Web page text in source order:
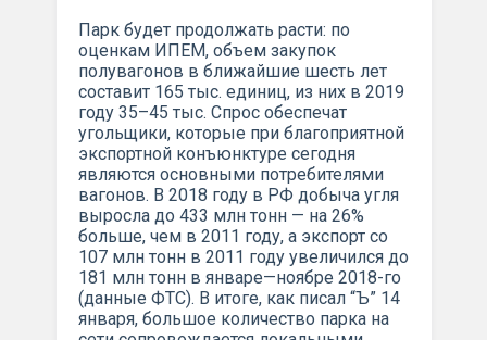
Парк будет продолжать расти: по
оценкам ИПЕМ, объем закупок
полувагонов в ближайшие шесть лет
составит 165 тыс. единиц, из них в 2019
году 35–45 тыс. Спрос обеспечат
угольщики, которые при благоприятной
экспортной конъюнктуре сегодня
являются основными потребителями
вагонов. В 2018 году в РФ добыча угля
выросла до 433 млн тонн — на 26%
больше, чем в 2011 году, а экспорт со
107 млн тонн в 2011 году увеличился до
181 млн тонн в январе—ноябре 2018-го
(данные ФТС). В итоге, как писал “Ъ” 14
января, большое количество парка на